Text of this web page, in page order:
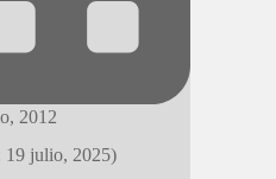
2012
julio, 2025)